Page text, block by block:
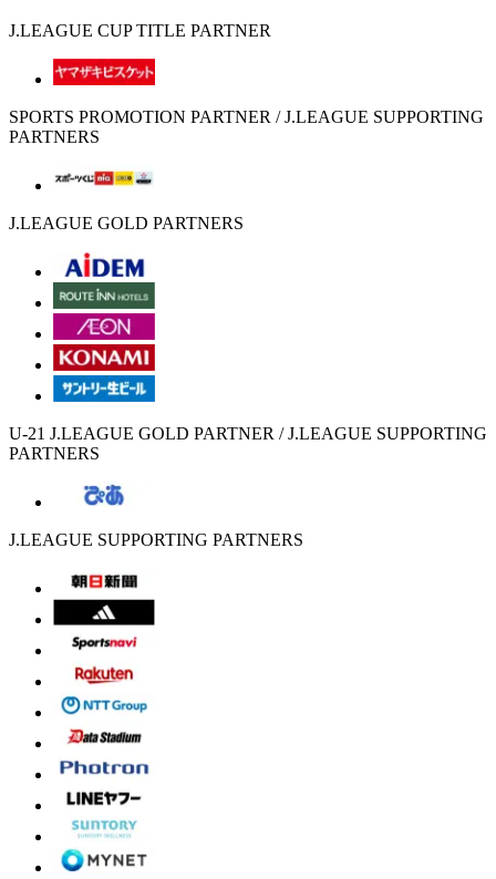
J.LEAGUE CUP TITLE PARTNER
SPORTS PROMOTION PARTNER / J.LEAGUE SUPPORTING
PARTNERS
J.LEAGUE GOLD PARTNERS
U-21 J.LEAGUE GOLD PARTNER / J.LEAGUE SUPPORTING
PARTNERS
J.LEAGUE SUPPORTING PARTNERS